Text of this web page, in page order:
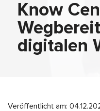
Know
digitalen
Veröffentlicht am: